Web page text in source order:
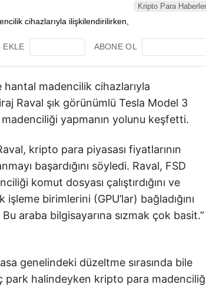
Kripto Para
EKLE ABONE OL
madencilik cihazlarıyla
Raval şık görünümlü Tesla Model 3
yapmanın yolunu keşfetti.
kripto para piyasası fiyatlarının
başardığını söyledi. Raval, FSD
komut dosyası çalıştırdığını ve
birimlerini (GPU’lar) bağladığını
araba bilgisayarına sızmak çok basit.”
genelindeki düzeltme sırasında bile
park halindeyken kripto para